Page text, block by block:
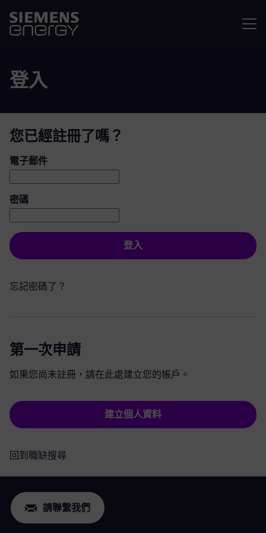
登入
您已經註冊了嗎？
登入：使用者和密碼
電子郵件
密碼
登入
忘記密碼了？
第一次申請
如果您尚未註冊，請在此處建立您的帳戶。
建立個人資料
回到職缺搜尋
請聯繫我們